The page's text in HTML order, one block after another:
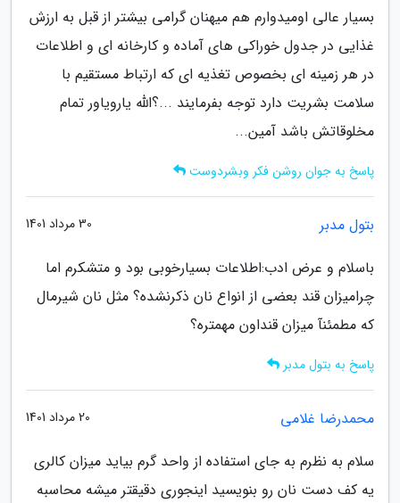
بسیار عالی اومیدوارم هم میهنان گرامی بیشتر از قبل به ارزش
غذایی در جدول خوراکی های آماده و کارخانه ای و اطلاعات
در هر زمینه ای بخصوص تغذیه ای که ارتباط مستقیم با
سلامت بشریت دارد توجه بفرمایند ...؟الله یارویاور تمام
مخلوقاتش باشد آمین...
پاسخ به جوان روشن فکر وبشردوست
بتول مدبر 30 مرداد 1401
باسلام و عرض ادب:اطلاعات بسیارخوبی بود و متشکرم اما
چرامیزان قند بعضی از انواع نان ذکرنشده؟ مثل نان شیرمال
که مطمئنآ میزان قنداون مهمتره؟
پاسخ به بتول مدبر
محمدرضا غلامی 20 مرداد 1401
سلام به نظرم به جای استفاده از واحد گرم بیاید میزان کالری
یه کف دست نان رو بنویسید اینجوری دقیقتر میشه محاسبه